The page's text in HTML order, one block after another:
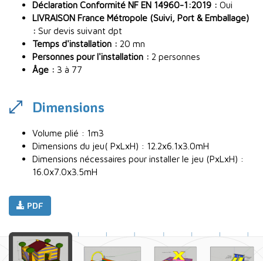
Déclaration Conformité NF EN 14960-1:2019 : Oui
LIVRAISON France Métropole (Suivi, Port & Emballage)
: Sur devis suivant dpt
Temps d'installation : 20 mn
Personnes pour l'installation : 2 personnes
Âge : 3 à 77
Dimensions
Volume plié : 1m3
Dimensions du jeu( PxLxH) : 12.2x6.1x3.0mH
Dimensions nécessaires pour installer le jeu (PxLxH) :
16.0x7.0x3.5mH
PDF